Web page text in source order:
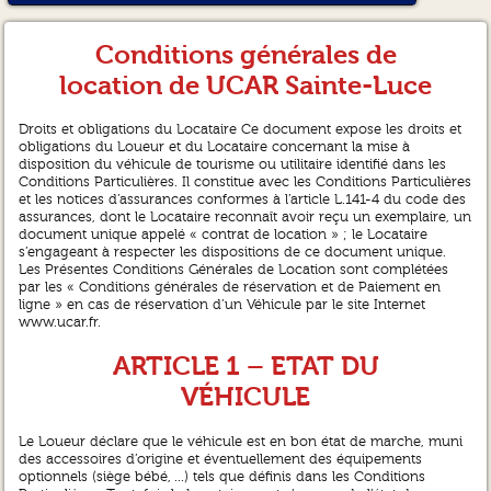
Conditions générales de
location de UCAR Sainte-Luce
Droits et obligations du Locataire Ce document expose les droits et
obligations du Loueur et du Locataire concernant la mise à
disposition du véhicule de tourisme ou utilitaire identifié dans les
Conditions Particulières. Il constitue avec les Conditions Particulières
et les notices d’assurances conformes à l’article L.141-4 du code des
assurances, dont le Locataire reconnaît avoir reçu un exemplaire, un
document unique appelé « contrat de location » ; le Locataire
s’engageant à respecter les dispositions de ce document unique.
Les Présentes Conditions Générales de Location sont complétées
par les « Conditions générales de réservation et de Paiement en
ligne » en cas de réservation d’un Véhicule par le site Internet
www.ucar.fr.
ARTICLE 1 – ETAT DU
VÉHICULE
Le Loueur déclare que le véhicule est en bon état de marche, muni
des accessoires d’origine et éventuellement des équipements
optionnels (siège bébé, ...) tels que définis dans les Conditions